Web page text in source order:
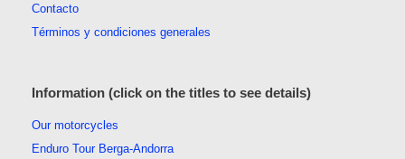
Contacto
Términos y condiciones generales
Information (click on the titles to see details)
Our motorcycles
Enduro Tour Berga-Andorra